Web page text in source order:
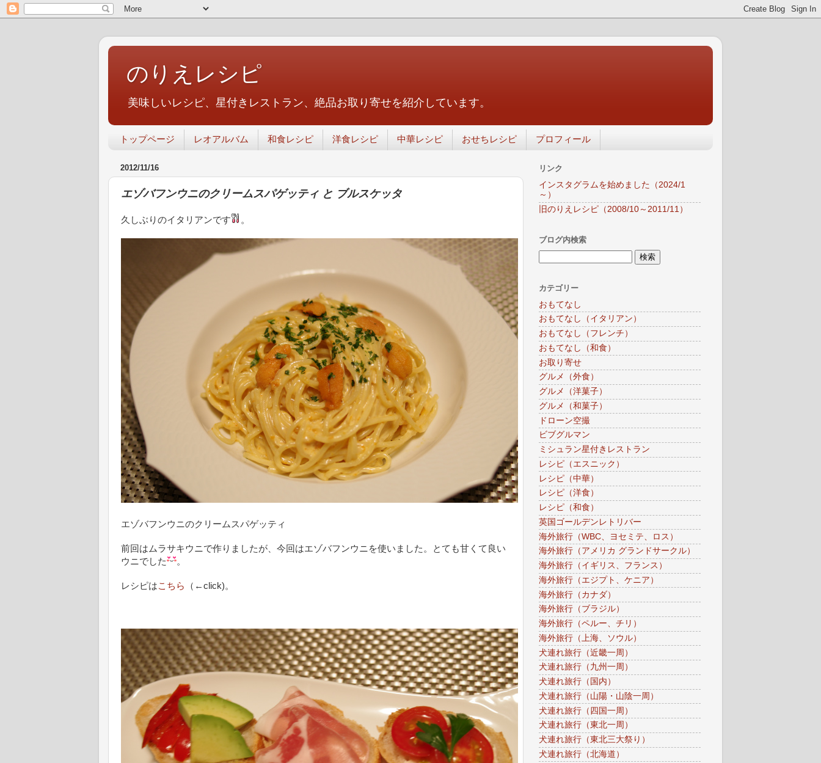
のりえレシピ
美味しいレシピ、星付きレストラン、絶品お取り寄せを紹介しています。
トップページ レオアルバム 和食レシピ 洋食レシピ 中華レシピ おせちレシピ プロフィール
2012/11/16
エゾバフンウニのクリームスパゲッティ と ブルスケッタ
久しぶりのイタリアンです 。
エゾバフンウニのクリームスパゲッティ
前回はムラサキウニで作りましたが、今回はエゾバフンウニを使いました。とても甘くて良い
ウニでした
。
レシピはこちら （←click)。
リンク
インスタグラムを始めました（2024/1
～）
旧のりえレシピ（2008/10～2011/11）
ブログ内検索
カテゴリー
おもてなし
おもてなし（イタリアン）
おもてなし（フレンチ）
おもてなし（和食）
お取り寄せ
グルメ（外食）
グルメ（洋菓子）
グルメ（和菓子）
ドローン空撮
ビブグルマン
ミシュラン星付きレストラン
レシピ（エスニック）
レシピ（中華）
レシピ（洋食）
レシピ（和食）
英国ゴールデンレトリバー
海外旅行（WBC、ヨセミテ、ロス）
海外旅行（アメリカ グランドサークル）
海外旅行（イギリス、フランス）
海外旅行（エジプト、ケニア）
海外旅行（カナダ）
海外旅行（ブラジル）
海外旅行（ペルー、チリ）
海外旅行（上海、ソウル）
犬連れ旅行（近畿一周）
犬連れ旅行（九州一周）
犬連れ旅行（国内）
犬連れ旅行（山陽・山陰一周）
犬連れ旅行（四国一周）
犬連れ旅行（東北一周）
犬連れ旅行（東北三大祭り）
犬連れ旅行（北海道）